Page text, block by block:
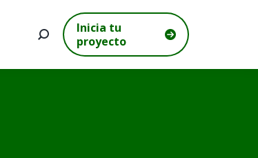
Buscar:
Inicia tu
proyecto